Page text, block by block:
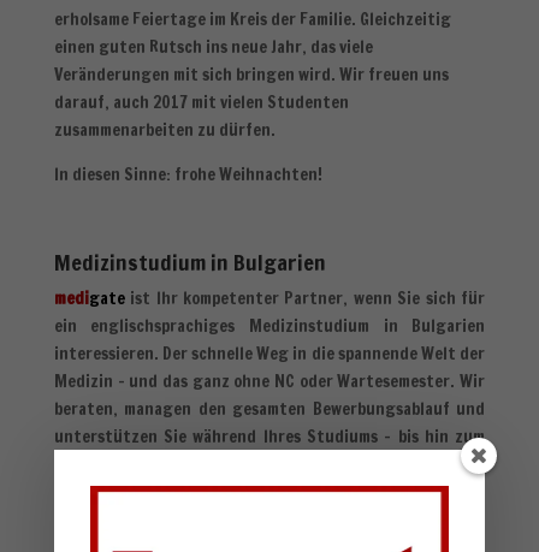
erholsame Feiertage im Kreis der Familie. Gleichzeitig
einen guten Rutsch ins neue Jahr, das viele
Veränderungen mit sich bringen wird. Wir freuen uns
darauf, auch 2017 mit vielen Studenten
zusammenarbeiten zu dürfen.
In diesen Sinne: frohe Weihnachten!
Medizinstudium in Bulgarien
medigateist Ihr kompetenter Partner, wenn Sie sich für
ein englischsprachiges Medizinstudium in Bulgarien
interessieren. Der schnelle Weg in die spannende Welt der
Medizin - und das ganz ohne NC oder Wartesemester. Wir
beraten, managen den gesamten Bewerbungsablauf und
unterstützen Sie während Ihres Studiums - bis hin zum
gewünschten Abschluss oder Uniwechsel
(Seiteneinstieg). Wir arbeiten seriös, transparent und